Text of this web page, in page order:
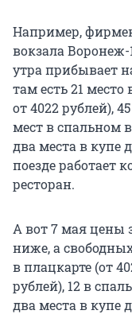
Например,
вокзала Воронеж-
утра прибывает
там есть 21
от 4022 рублей),
мест в спальном
два места в купе
поезде работает
ресторан.
А вот 7 мая цены
ниже, а
в плацкарте (от
рублей), 12 в
два места в купе